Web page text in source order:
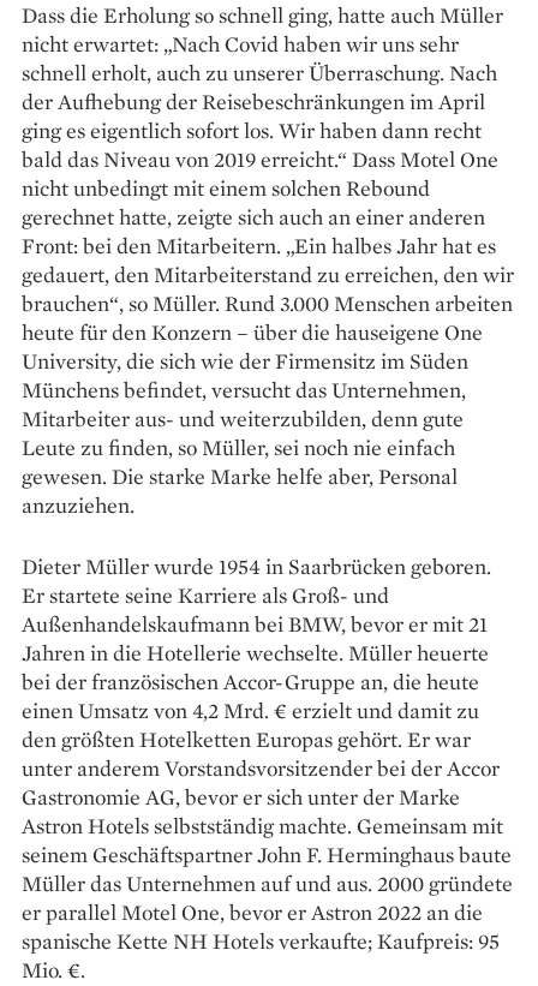
Dass die Erholung so schnell ging, hatte auch Müller
nicht erwartet: „Nach Covid haben wir uns sehr
schnell erholt, auch zu unserer Überraschung. Nach
der Aufhebung der Reise­beschränkungen im April
ging es eigentlich sofort los. Wir haben dann recht
bald das Niveau von 2019 erreicht.“ Dass Motel One
nicht unbedingt mit einem solchen Rebound
gerechnet hatte, zeigte sich auch an einer anderen
Front: bei den Mitarbeitern. „Ein halbes Jahr hat es
gedauert, den Mitarbeiterstand zu erreichen, den wir
brauchen“, so Müller. Rund 3.000 Menschen arbeiten
heute für den Konzern – über die hauseigene One
University, die sich wie der Firmensitz im Süden
Münchens befindet, versucht das Unternehmen,
Mitarbeiter aus- und weiterzubilden, denn gute
Leute zu finden, so Müller, sei noch nie einfach
gewesen. Die starke Marke helfe aber, Personal
anzuziehen.
Dieter Müller wurde 1954 in Saarbrücken geboren.
Er startete seine ­Karriere als Groß- und
Außenhandelskaufmann bei BMW, bevor er mit 21
Jahren in die Hotellerie wechselte. Müller heuerte
bei der französischen Accor-Gruppe an, die heute
einen Umsatz von 4,2 Mrd. € erzielt und damit zu
den größten Hotelketten Europas gehört. Er war
unter anderem Vorstandsvorsitzender bei der Accor
Gastronomie AG, bevor er sich unter der Marke
Astron Hotels selbstständig machte. Gemeinsam mit
seinem Geschäftspartner John F. Herminghaus baute
Müller das Unternehmen auf und aus. 2000 gründete
er parallel Motel One, bevor er Astron 2022 an die
spanische Kette NH Hotels verkaufte; Kaufpreis: 95
Mio. €.